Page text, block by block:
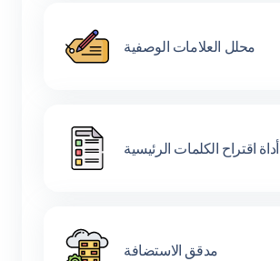
محلل العلامات الوصفية
أداة اقتراح الكلمات الرئيسية
مدقق الاستضافة